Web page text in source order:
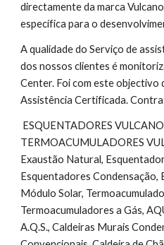
directamente da marca
específica para o
A qualidade do Serviço de
dos nossos clientes é
Center. Foi com este objectivo
Assistência Certificada.
TERMOACUMULADORES
Exaustão Natural,
Esquentadores Condensação,
Módulo Solar,
Termoacumuladores a Gás,
A.Q.S., Caldeiras Murais